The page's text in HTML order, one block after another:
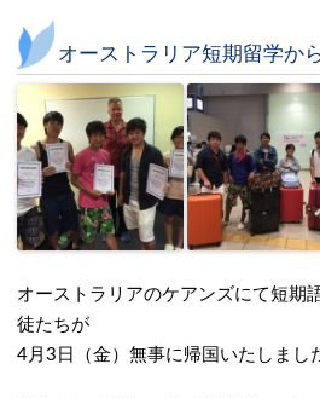
オーストラリア短期留学か
オーストラリアのケアンズにて短期
徒たちが
4月3日（金）無事に帰国いたしまし